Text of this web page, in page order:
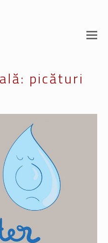
picături